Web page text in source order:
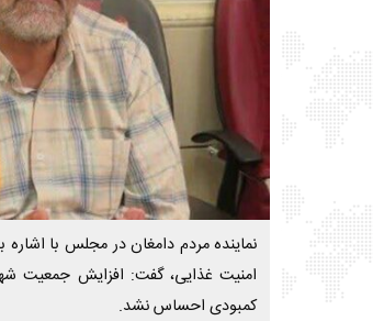
نماینده مردم دامغان در مجلس با
امنیت غذایی، گفت: افزایش جمعیت
کمبودی احساس نشد.